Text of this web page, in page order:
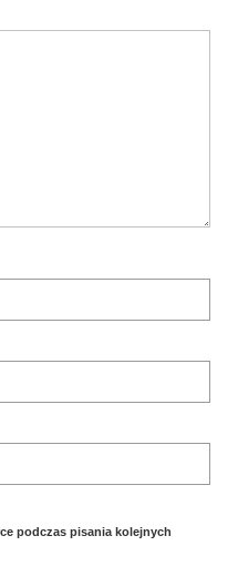
podczas pisania kolejnych